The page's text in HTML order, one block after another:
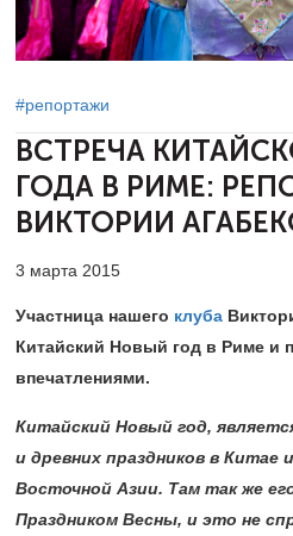
#репортажи
ВСТРЕЧА
ГОДА В РИМЕ:
ВИКТОРИИ
3 марта 2015
Участница нашего клуба
Китайский Новый год в Риме и
впечатлениями.
Китайский Новый год,
и древних праздников в Китае
Восточной Азии. Там так же
Праздником Весны, и это не